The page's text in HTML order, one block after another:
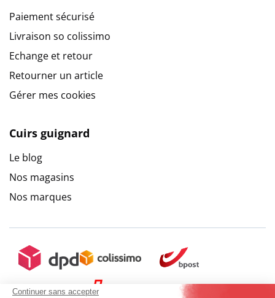
Continuer sans accepter
Paiement sécurisé
Livraison so colissimo
Echange et retour
Retourner un article
Gérer mes cookies
Cuirs guignard
Le blog
Nos magasins
Nos marques